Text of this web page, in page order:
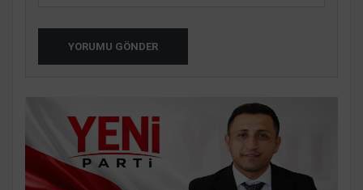
YORUMU GÖNDER